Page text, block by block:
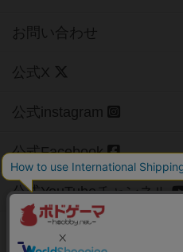
お問い合わせ
公式X
公式instagram
公式Facebook
公式YouTubeチャンネル